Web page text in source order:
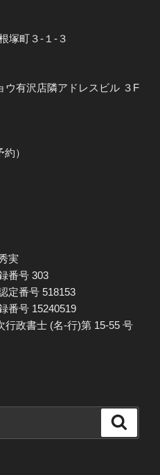
塚町３-１-３
ウ有沢店隣アドレスビル ３F
）
実
番号 303
定番号 518153
番号 15240519
政書士 (名-行)第 15-55 号